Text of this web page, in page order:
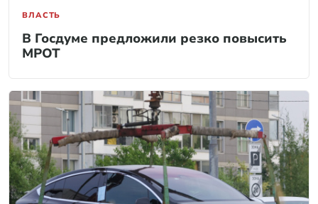
ВЛАСТЬ
В Госдуме предложили резко повысить
МРОТ